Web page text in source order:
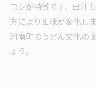
コシが特徴です。出汁
方により風味が変化し
河南町のうどん文化の
ょう。